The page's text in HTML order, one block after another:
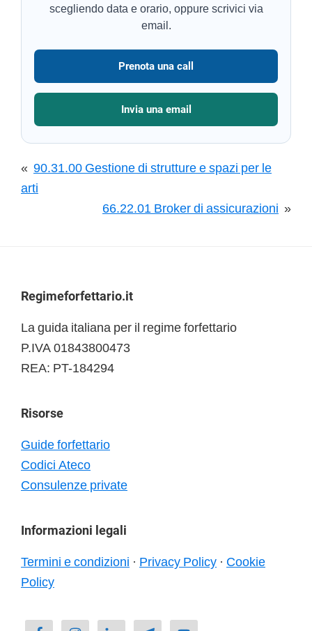
scegliendo data e orario, oppure scrivici via
email.
Prenota una call
Invia una email
« 90.31.00 Gestione di strutture e spazi per le
arti
66.22.01 Broker di assicurazioni »
Footer
Regimeforfettario.it
La guida italiana per il regime forfettario
P.IVA 01843800473
REA: PT-184294
Risorse
Guide forfettario
Codici Ateco
Consulenze private
Informazioni legali
Termini e condizioni · Privacy Policy · Cookie
Policy